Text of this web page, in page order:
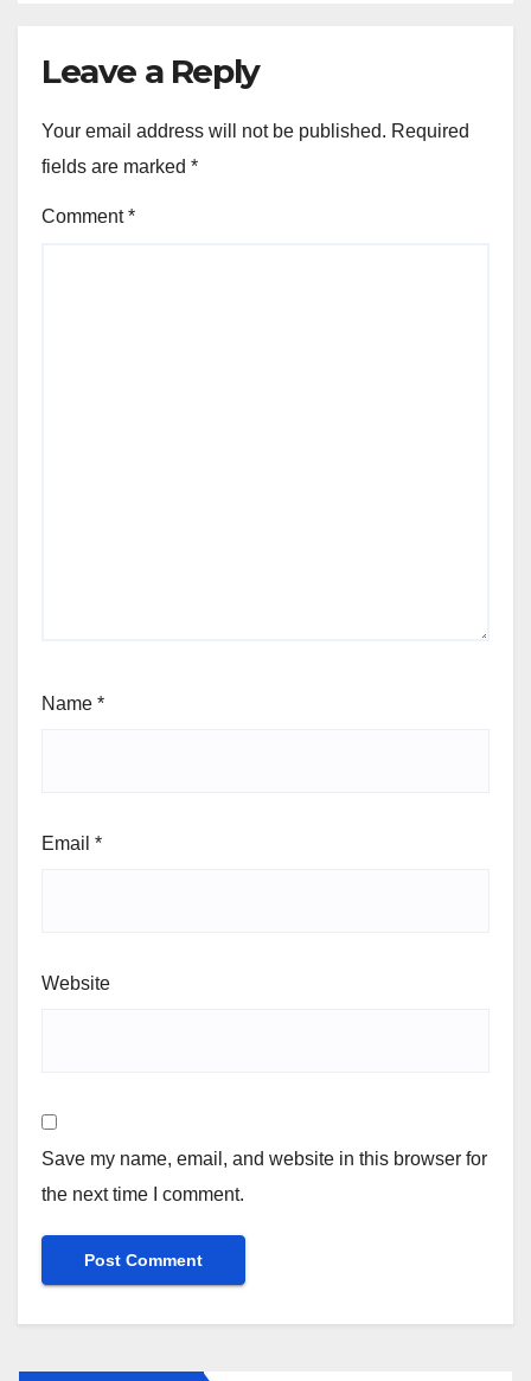
Leave a Reply
Your email address will not be published. Required
fields are marked *
Comment*
Name *
Email *
Website
Save my name, email, and website in this browser for
the next time I comment.